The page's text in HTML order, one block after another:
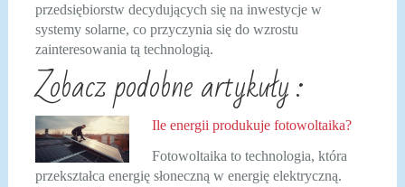
przedsiębiorstw decydujących się na inwestycje w
systemy solarne, co przyczynia się do wzrostu
zainteresowania tą technologią.
Zobacz podobne artykuły :
Ile energii produkuje fotowoltaika?
Fotowoltaika to technologia, która
przekształca energię słoneczną w energię elektryczną.